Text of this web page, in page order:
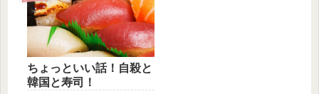
ちょっといい話！自殺と
韓国と寿司！